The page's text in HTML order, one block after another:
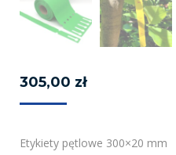
305,00 zł
Etykiety pętlowe 300×20 mm